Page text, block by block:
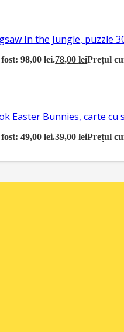
In the Jungle, puzzle
98,00 lei.78,00leiPrețul
Easter Bunnies, carte cu
49,00 lei.39,00leiPrețul